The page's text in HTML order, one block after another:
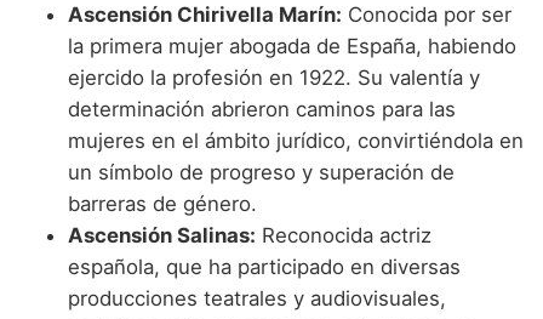
Ascensión Chirivella Marín: Conocida por ser
la primera mujer abogada de España, habiendo
ejercido la profesión en 1922. Su valentía y
determinación abrieron caminos para las
mujeres en el ámbito jurídico, convirtiéndola en
un símbolo de progreso y superación de
barreras de género.
Ascensión Salinas: Reconocida actriz
española, que ha participado en diversas
producciones teatrales y audiovisuales,